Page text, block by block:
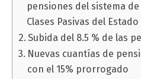
pensiones del sistema
Clases Pasivas del Estado
Subida del 8.5 % de las
Nuevas cuantías de
con el 15% prorrogado